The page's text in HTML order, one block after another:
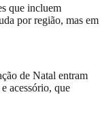
que incluem
por região, mas em
de Natal entram
acessório, que